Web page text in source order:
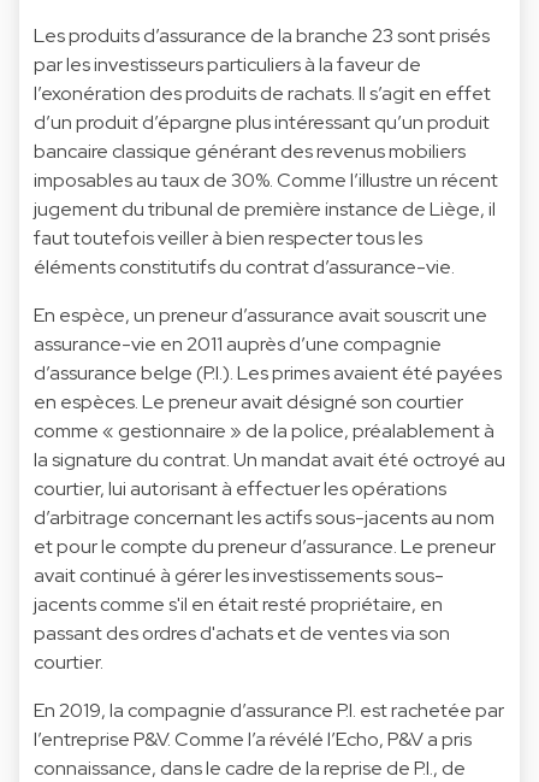
Les produits d’assurance de la branche 23 sont prisés
par les investisseurs particuliers à la faveur de
l’exonération des produits de rachats. Il s’agit en effet
d’un produit d’épargne plus intéressant qu’un produit
bancaire classique générant des revenus mobiliers
imposables au taux de 30%. Comme l’illustre un récent
jugement du tribunal de première instance de Liège, il
faut toutefois veiller à bien respecter tous les
éléments constitutifs du contrat d’assurance-vie.
En espèce, un preneur d’assurance avait souscrit une
assurance-vie en 2011 auprès d’une compagnie
d’assurance belge (P.I.). Les primes avaient été payées
en espèces. Le preneur avait désigné son courtier
comme « gestionnaire » de la police, préalablement à
la signature du contrat. Un mandat avait été octroyé au
courtier, lui autorisant à effectuer les opérations
d’arbitrage concernant les actifs sous-jacents au nom
et pour le compte du preneur d’assurance. Le preneur
avait continué à gérer les investissements sous-
jacents comme s'il en était resté propriétaire, en
passant des ordres d'achats et de ventes via son
courtier.
En 2019, la compagnie d’assurance P.I. est rachetée par
l’entreprise P&V. Comme l’a révélé l’Echo, P&V a pris
connaissance, dans le cadre de la reprise de P.I., de